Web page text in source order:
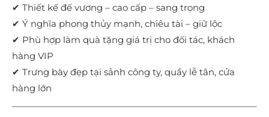
✔ Thiết kế đế vương – cao cấp – sang trọng
✔ Ý nghĩa phong thủy mạnh, chiêu tài – giữ lộc
✔ Phù hợp làm quà tặng giá trị cho đối tác, khách
hàng VIP
✔ Trưng bày đẹp tại sảnh công ty, quầy lễ tân, cửa
hàng lớn